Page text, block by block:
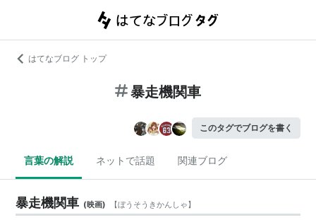
はてなブログ トップ
暴走機関車
このタグでブログを書く
言葉の解説 ネットで話題 関連ブログ
暴走機関車 (映画) 【ぼうそうきかんしゃ】